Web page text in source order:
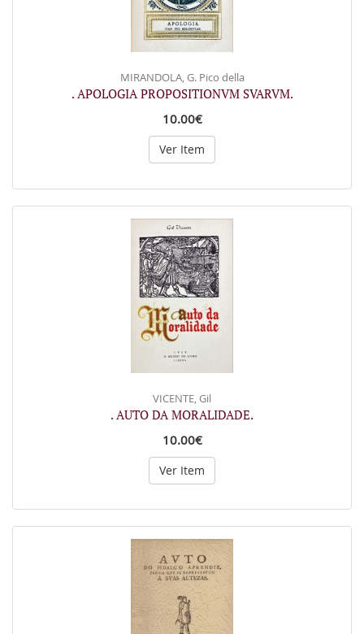
MIRANDOLA, G. Pico della
. APOLOGIA PROPOSITIONVM SVARVM.
10.00€
Ver Item
VICENTE, Gil
. AUTO DA MORALIDADE.
10.00€
Ver Item